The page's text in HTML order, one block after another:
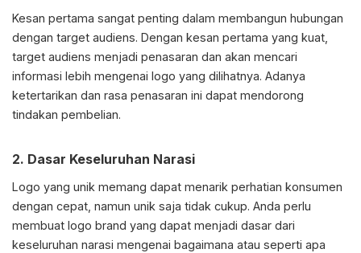
Kesan pertama sangat penting dalam membangun hubungan
dengan target audiens. Dengan kesan pertama yang kuat,
target audiens menjadi penasaran dan akan mencari
informasi lebih mengenai logo yang dilihatnya. Adanya
ketertarikan dan rasa penasaran ini dapat mendorong
tindakan pembelian.
2. Dasar Keseluruhan Narasi
Logo yang unik memang dapat menarik perhatian konsumen
dengan cepat, namun unik saja tidak cukup. Anda perlu
membuat logo brand yang dapat menjadi dasar dari
keseluruhan narasi mengenai bagaimana atau seperti apa